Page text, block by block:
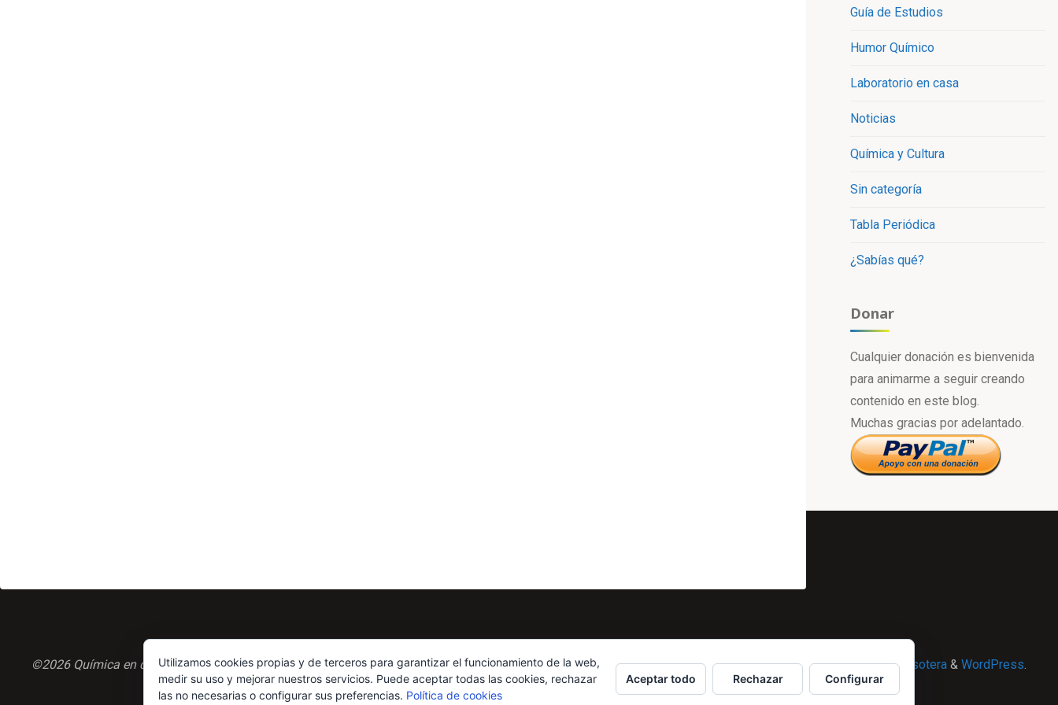
Guía de Estudios
Humor Químico
Laboratorio en casa
Noticias
Química y Cultura
Sin categoría
Tabla Periódica
¿Sabías qué?
Donar
Cualquier donación es bienvenida
para animarme a seguir creando
contenido en este blog.
Muchas gracias por adelantado.
Powered by Esotera & WordPress.
©2026 Química en casa.comUtilizamos cookies propias y de terceros para garantizar el funcionamiento de la web,
medir su uso y mejorar nuestros servicios. Puede aceptar todas las cookies, rechazar
las no necesarias o configurar sus preferencias. Política de cookies
Aceptar todo Rechazar Configurar